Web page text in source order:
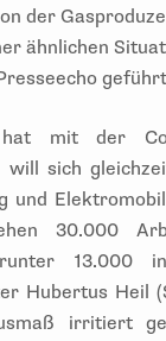
der
ähnlichen
hat mit der
will sich
und
30.000
13.000
Hubertus Heil
irritiert